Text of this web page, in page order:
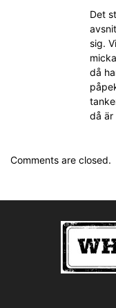
Det
sig.
då
då är
Comments are closed.